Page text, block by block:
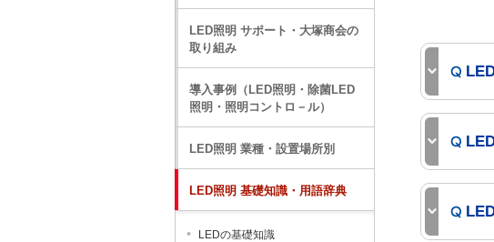
LED照明 サポート・大塚商会の
取り組み
導入事例（LED照明・除菌LED
照明・照明コントロ－ル）
LED照明 業種・設置場所別
LED照明 基礎知識・用語辞典
LEDの基礎知識